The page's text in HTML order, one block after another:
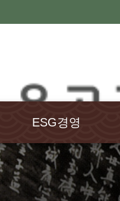
ESG경영
윤리경영
고객헌장
인권경영